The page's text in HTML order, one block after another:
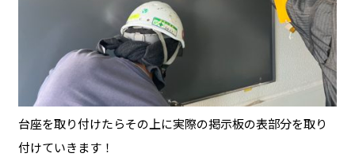
台座を取り付けたらその上に実際の掲示板の表部分を取り
付けていきます！